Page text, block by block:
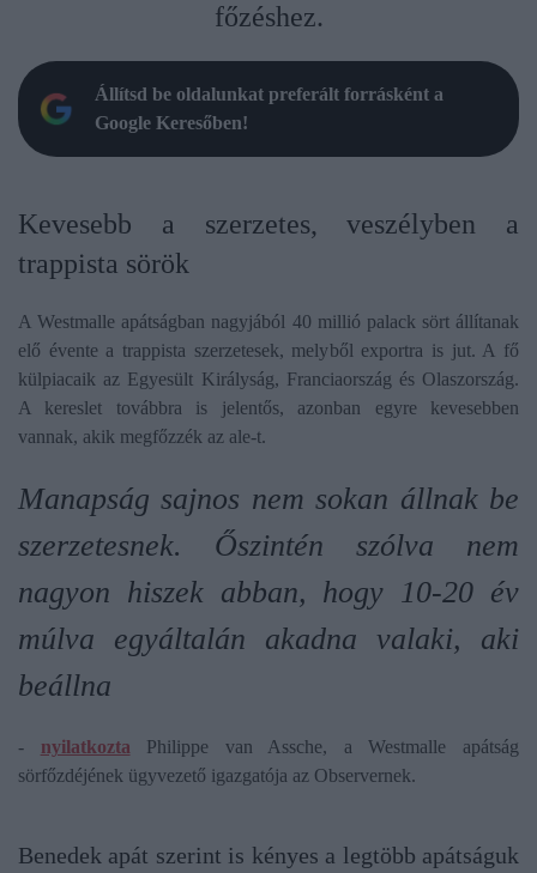
főzéshez.
Állítsd be oldalunkat preferált forrásként a
Google Keresőben!
Kevesebb a szerzetes, veszélyben a
trappista sörök
A Westmalle apátságban nagyjából 40 millió palack sört állítanak
elő évente a trappista szerzetesek, melyből exportra is jut. A fő
külpiacaik az Egyesült Királyság, Franciaország és Olaszország.
A kereslet továbbra is jelentős, azonban egyre kevesebben
vannak, akik megfőzzék az ale-t.
Manapság sajnos nem sokan állnak be
szerzetesnek. Őszintén szólva nem
nagyon hiszek abban, hogy 10-20 év
múlva egyáltalán akadna valaki, aki
beállna
- nyilatkozta Philippe van Assche, a Westmalle apátság
sörfőzdéjének ügyvezető igazgatója az Observernek.
Benedek apát szerint is kényes a legtöbb apátságuk